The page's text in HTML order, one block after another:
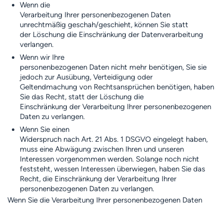
Wenn die
Verarbeitung Ihrer personenbezogenen Daten
unrechtmäßig geschah/geschieht, können Sie statt
der Löschung die Einschränkung der Datenverarbeitung
verlangen.
Wenn wir Ihre
personenbezogenen Daten nicht mehr benötigen, Sie sie
jedoch zur Ausübung, Verteidigung oder
Geltendmachung von Rechtsansprüchen benötigen, haben
Sie das Recht, statt der Löschung die
Einschränkung der Verarbeitung Ihrer personenbezogenen
Daten zu verlangen.
Wenn Sie einen
Widerspruch nach Art. 21 Abs. 1 DSGVO eingelegt haben,
muss eine Abwägung zwischen Ihren und unseren
Interessen vorgenommen werden. Solange noch nicht
feststeht, wessen Interessen überwiegen, haben Sie das
Recht, die Einschränkung der Verarbeitung Ihrer
personenbezogenen Daten zu verlangen.
Wenn Sie die Verarbeitung Ihrer personenbezogenen Daten